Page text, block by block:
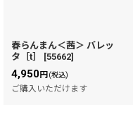
春らんまん＜茜＞ バレッ
タ［t］
[55662]
4,950円 (税込)
ご購入いただけます